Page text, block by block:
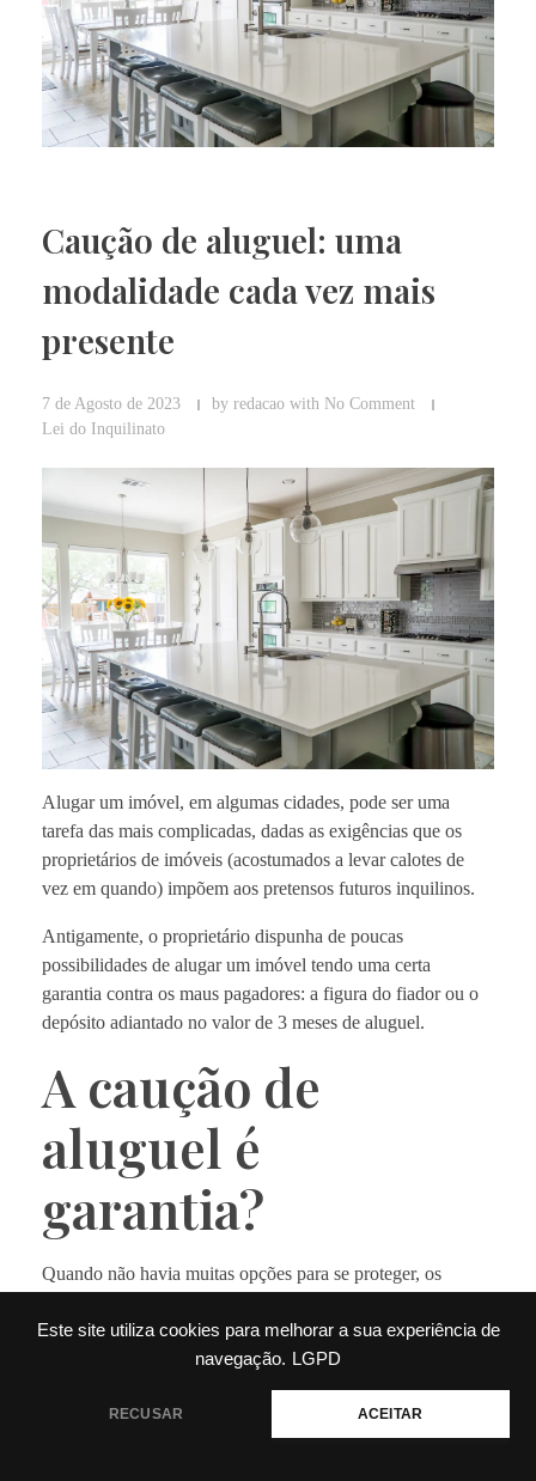
Este site utiliza cookies para melhorar a sua experiência de
navegação. LGPD
RECUSAR ACEITAR
Caução de aluguel: uma
modalidade cada vez mais
presente
7 de Agosto de 2023 by redacao with No Comment
Lei do Inquilinato
Alugar um imóvel, em algumas cidades, pode ser uma
tarefa das mais complicadas, dadas as exigências que os
proprietários de imóveis (acostumados a levar calotes de
vez em quando) impõem aos pretensos futuros inquilinos.
Antigamente, o proprietário dispunha de poucas
possibilidades de alugar um imóvel tendo uma certa
garantia contra os maus pagadores: a figura do fiador ou o
depósito adiantado no valor de 3 meses de aluguel.
A caução de
aluguel é
garantia?
Quando não havia muitas opções para se proteger, os
certezas possível para não ficar a ver navios quando
estivessem com o seu imóvel ocupado por um inquilino.
Sim, uma vez que o inquilino entra no imóvel, se este não
honrar com o pagamento do aluguel, não é muito fácil para
💬 Precisa de ajuda?